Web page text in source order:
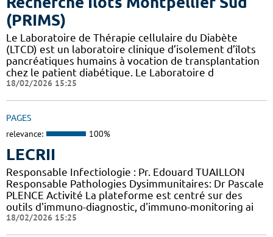
(PRIMS)
Le Laboratoire de Thérapie cellulaire du Diabète
(LTCD) est un laboratoire clinique d’isolement d’îlots
pancréatiques humains à vocation de transplantation
chez le patient diabétique. Le Laboratoire d
18/02/2026 15:25
PAGES
relevance: 100%
LECRII
Responsable Infectiologie : Pr. Edouard TUAILLON
Responsable Pathologies Dysimmunitaires: Dr Pascale
PLENCE Activité La plateforme est centré sur des
outils d'immuno-diagnostic, d'immuno-monitoring ai
18/02/2026 15:25